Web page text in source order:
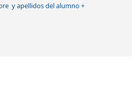
y apellidos del alumno +